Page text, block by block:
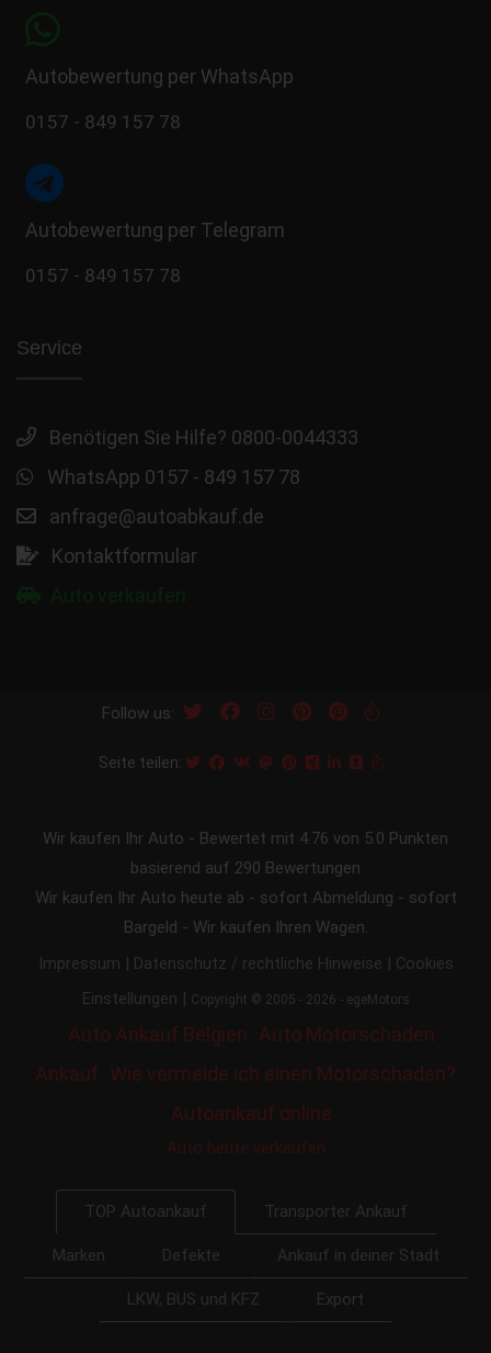
Autobewertung per WhatsApp
0157 - 849 157 78
Autobewertung per Telegram
0157 - 849 157 78
Service
Benötigen Sie Hilfe? 0800-0044333
WhatsApp 0157 - 849 157 78
anfrage@autoabkauf.de
Kontaktformular
Follow us:
Seite teilen:
Wir kaufen Ihr Auto - Bewertet mit 4.76 von 5.0 Punkten
basierend auf 290 Bewertungen
Wir kaufen Ihr Auto heute ab - sofort Abmeldung - sofort
Bargeld - Wir kaufen Ihren Wagen.
Impressum | Datenschutz / rechtliche Hinweise | Cookies
Einstellungen | Copyright © 2005 - 2026 - egeMotors
Auto Ankauf Belgien
Auto Motorschaden
Ankauf Wie vermeide ich einen Motorschaden?
Autoankauf online
Auto heute verkaufen
TOP Autoankauf Transporter Ankauf
Marken Defekte Ankauf in deiner Stadt
LKW, BUS und KFZ Export